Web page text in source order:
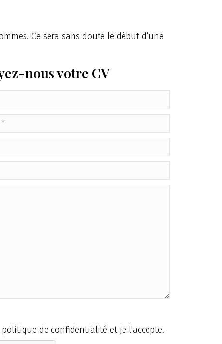
Ce sera sans doute le début d’une
nous votre CV
de confidentialité et je l'accepte.